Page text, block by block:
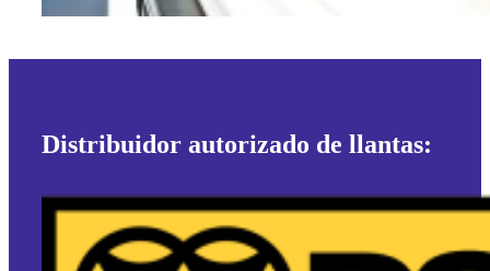
Distribuidor autorizado de llantas: